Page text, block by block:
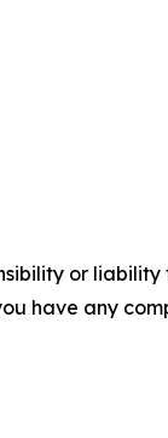
or
have any